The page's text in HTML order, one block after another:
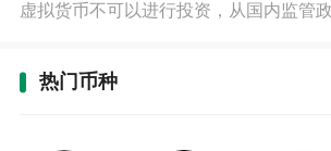
热门币种